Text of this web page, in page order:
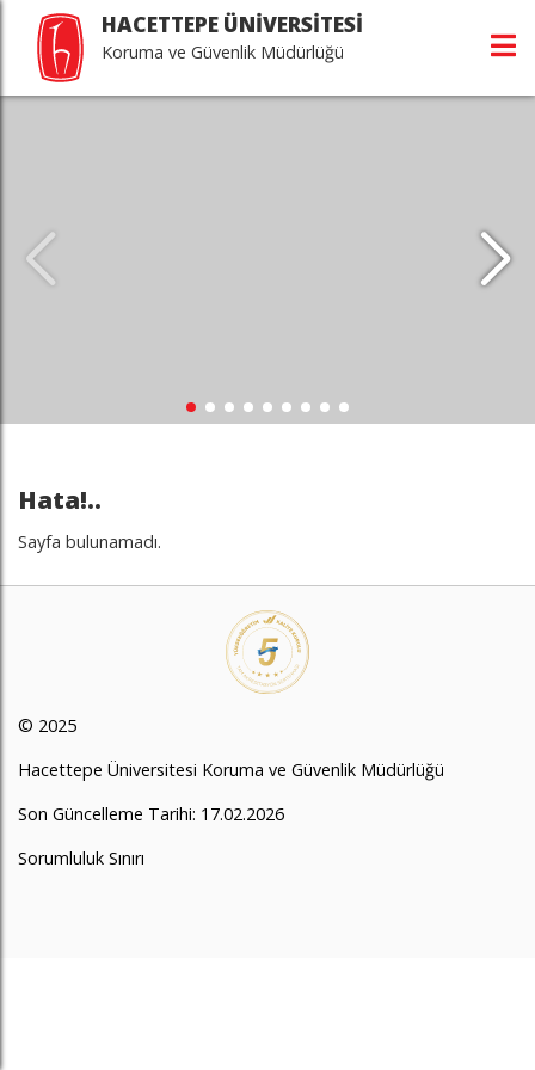
HACETTEPE ÜNİVERSİTESİ
Koruma ve Güvenlik Müdürlüğü
Hata!..
Sayfa bulunamadı.
© 2025
Hacettepe Üniversitesi Koruma ve Güvenlik Müdürlüğü
Son Güncelleme Tarihi: 17.02.2026
Sorumluluk Sınırı